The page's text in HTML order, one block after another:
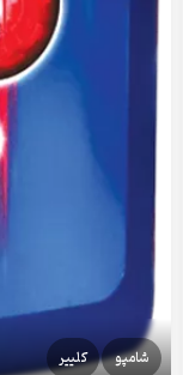
شامپو کلییر